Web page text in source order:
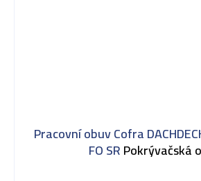
Pracovní obuv Cofra
FO SRPokrývačská